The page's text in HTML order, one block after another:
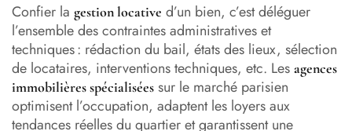
Confier la gestion locative d’un bien, c’est déléguer
l’ensemble des contraintes administratives et
techniques : rédaction du bail, états des lieux, sélection
de locataires, interventions techniques, etc. Les agences
immobilières spécialisées sur le marché parisien
optimisent l’occupation, adaptent les loyers aux
tendances réelles du quartier et garantissent une